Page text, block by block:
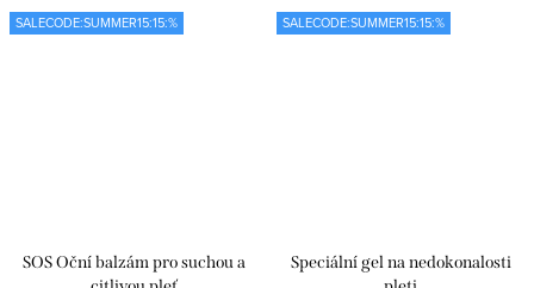
SALECODE:SUMMER15:15:%
SOS Oční balzám pro suchou a
SALECODE:SUMMER15:15:%
Speciální gel na nedokonalosti